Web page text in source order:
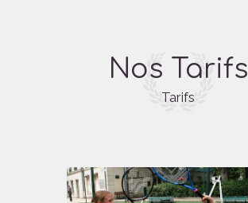
Nos Tarifs
Tarifs